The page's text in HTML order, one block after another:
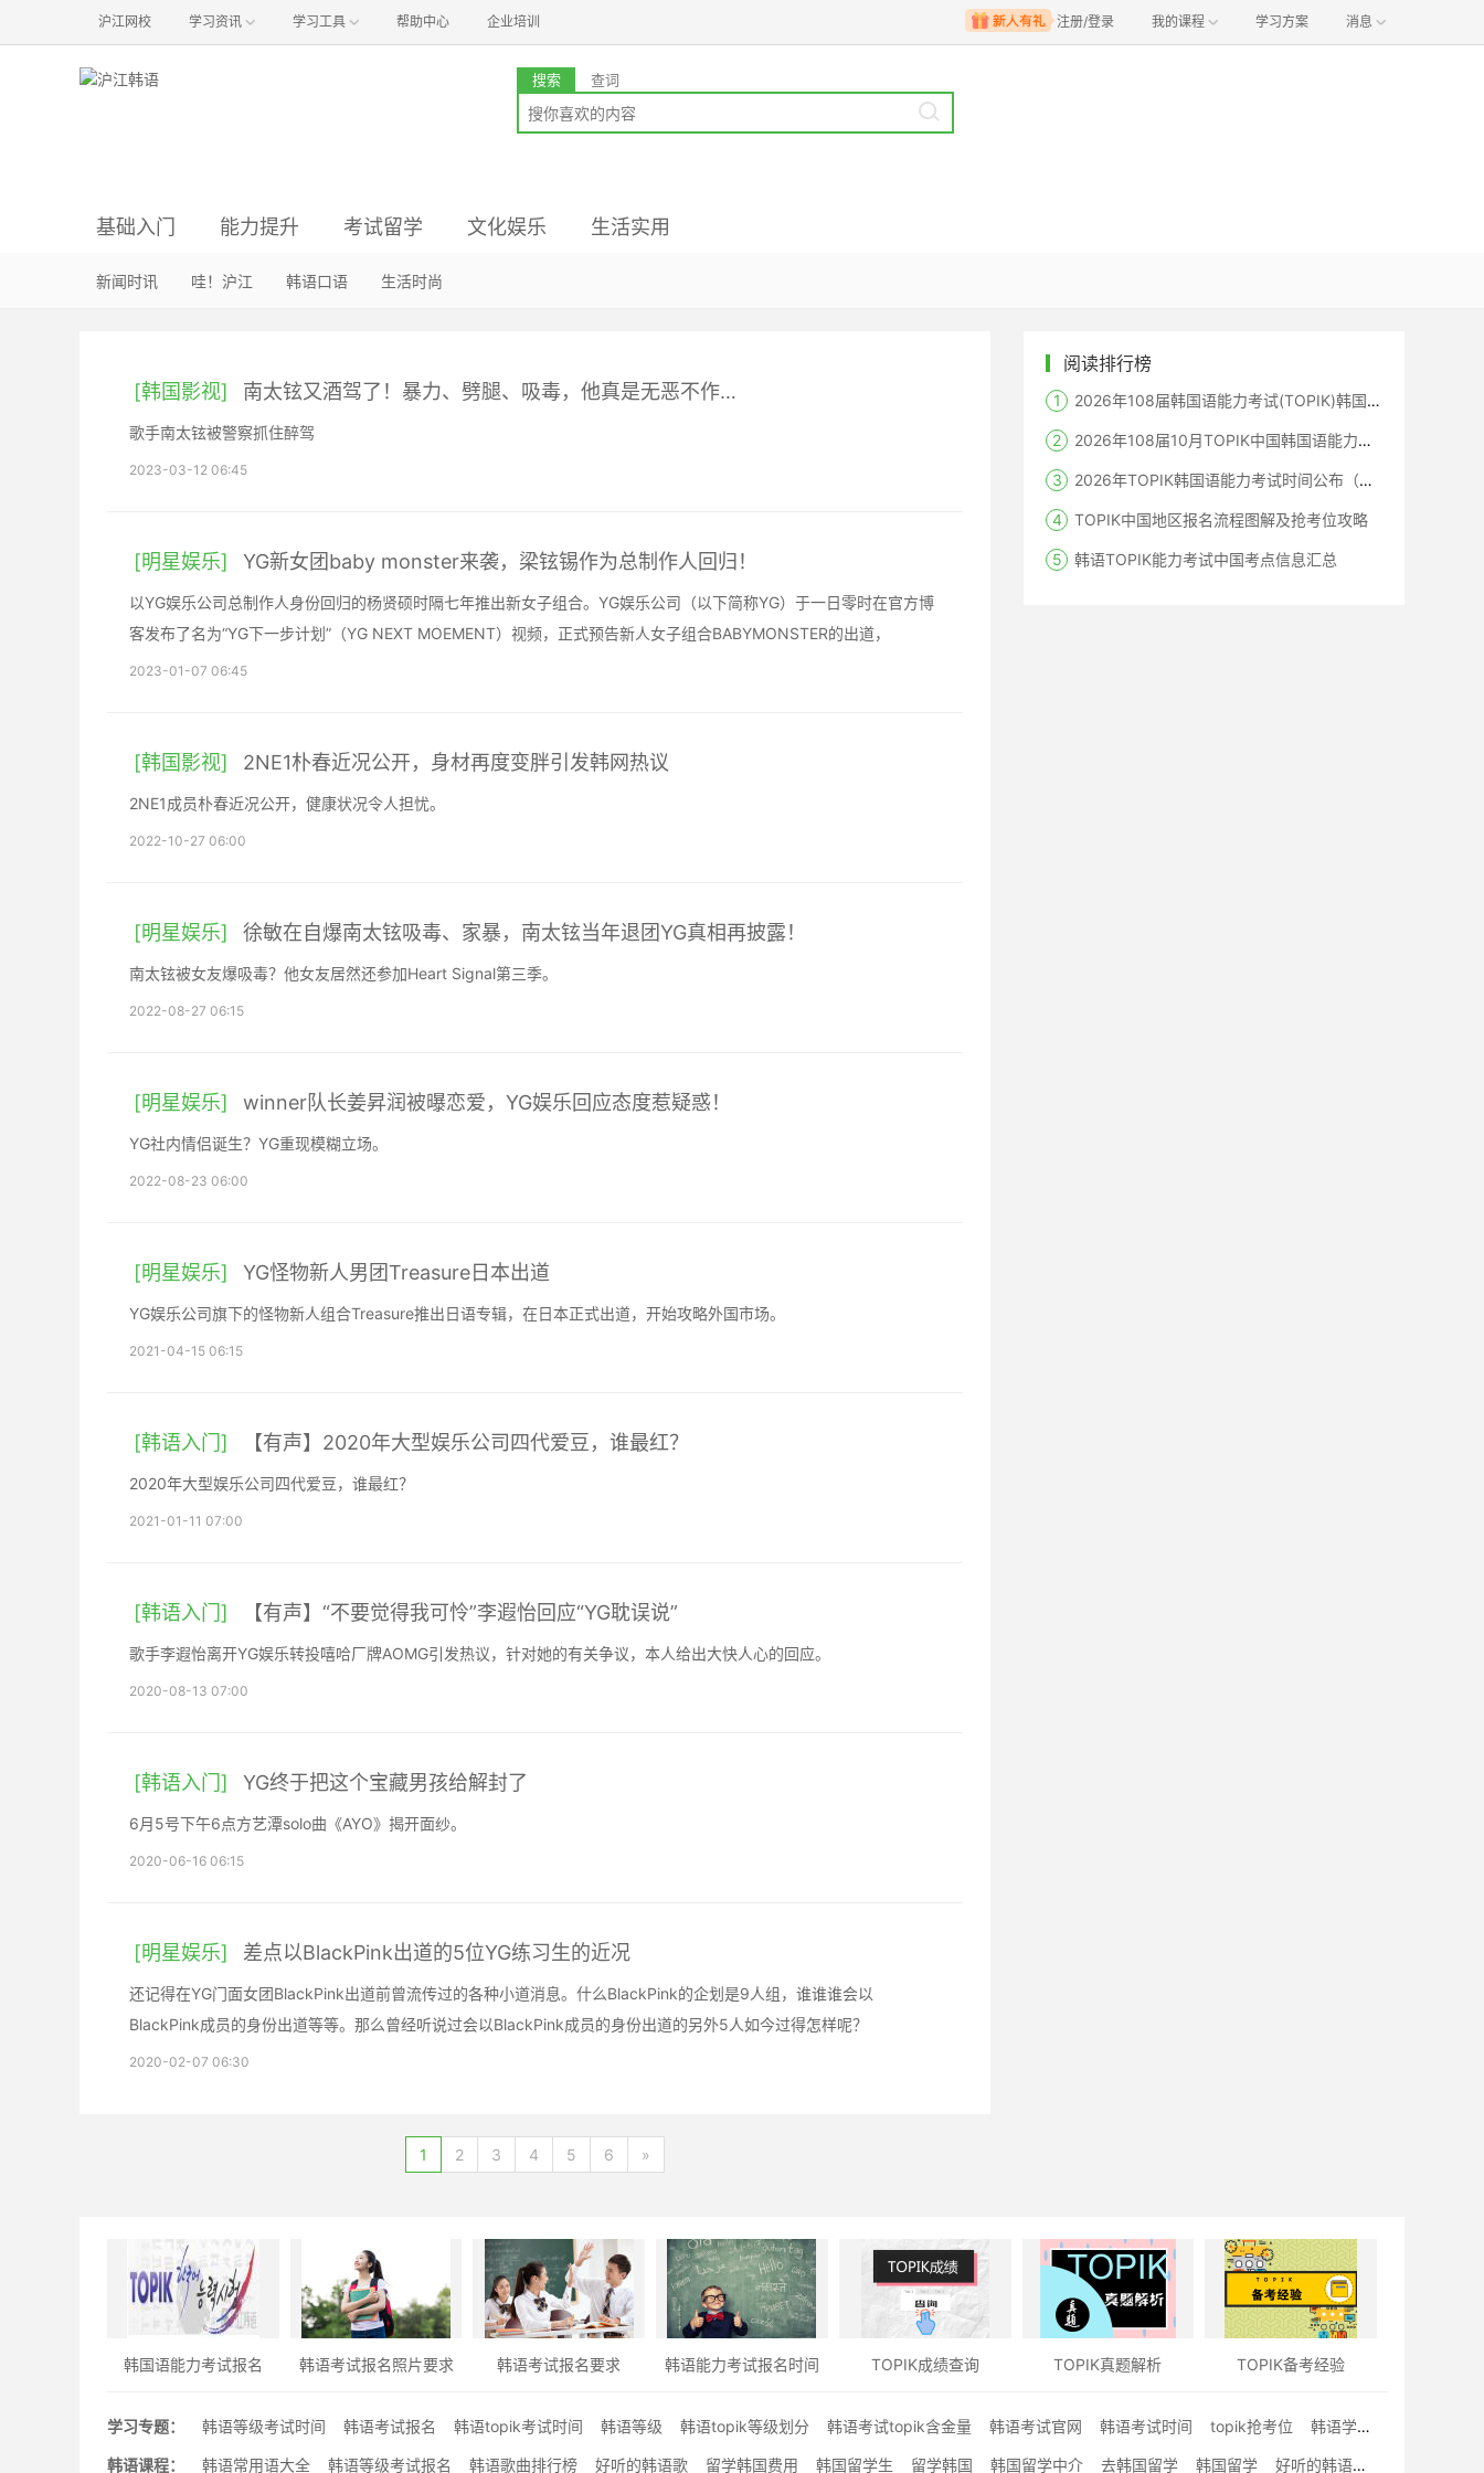
沪江网校 学习资讯 学习工具 帮助中心 企业培训 注册/登录 我的课程 学习方案 消息
搜索 查词
基础入门 能力提升 考试留学 文化娱乐 生活实用
韩语语音 韩语入门 方法经验 词汇句型
语法辨析 韩语阅读 韩语听力 职场韩语
资讯与经验 真题解析 初级备考 中级备考
韩国影视 韩国音乐 明星娱乐 韩国旅游
新闻时讯 哇！沪江 韩语口语 生活时尚
[韩国影视] 南太铉又酒驾了！暴力、劈腿、吸毒，他真是无恶不作…
歌手南太铉被警察抓住醉驾
2023-03-12 06:45
[明星娱乐] YG新女团baby monster来袭，梁铉锡作为总制作人回归！
以YG娱乐公司总制作人身份回归的杨贤硕时隔七年推出新女子组合。YG娱乐公司（以下简称YG）于一日零时在官方博
客发布了名为“YG下一步计划”（YG NEXT MOEMENT）视频，正式预告新人女子组合BABYMONSTER的出道，
2023-01-07 06:45
[韩国影视] 2NE1朴春近况公开，身材再度变胖引发韩网热议
2NE1成员朴春近况公开，健康状况令人担忧。
2022-10-27 06:00
[明星娱乐] 徐敏在自爆南太铉吸毒、家暴，南太铉当年退团YG真相再披露！
南太铉被女友爆吸毒？他女友居然还参加Heart Signal第三季。
2022-08-27 06:15
[明星娱乐] winner队长姜昇润被曝恋爱，YG娱乐回应态度惹疑惑！
YG社内情侣诞生？YG重现模糊立场。
2022-08-23 06:00
[明星娱乐] YG怪物新人男团Treasure日本出道
YG娱乐公司旗下的怪物新人组合Treasure推出日语专辑，在日本正式出道，开始攻略外国市场。
2021-04-15 06:15
[韩语入门] 【有声】2020年大型娱乐公司四代爱豆，谁最红？
2020年大型娱乐公司四代爱豆，谁最红？
2021-01-11 07:00
[韩语入门] 【有声】“不要觉得我可怜”李遐怡回应“YG耽误说”
歌手李遐怡离开YG娱乐转投嘻哈厂牌AOMG引发热议，针对她的有关争议，本人给出大快人心的回应。
2020-08-13 07:00
[韩语入门] YG终于把这个宝藏男孩给解封了
6月5号下午6点方艺潭solo曲《AYO》揭开面纱。
2020-06-16 06:15
[明星娱乐] 差点以BlackPink出道的5位YG练习生的近况
还记得在YG门面女团BlackPink出道前曾流传过的各种小道消息。什么BlackPink的企划是9人组，谁谁谁会以
BlackPink成员的身份出道等等。那么曾经听说过会以BlackPink成员的身份出道的另外5人如今过得怎样呢？
2020-02-07 06:30
1 2 3 4 5 6 »
阅读排行榜
2026年108届韩国语能力考试(TOPIK)韩国报名时间
2026年108届10月TOPIK中国韩国语能力考试报名时间考点
2026年TOPIK韩国语能力考试时间公布（笔试+机考+口语）
TOPIK中国地区报名流程图解及抢考位攻略
韩语TOPIK能力考试中国考点信息汇总
韩国语能力考试报名 韩语考试报名照片要求 韩语考试报名要求 韩语能力考试报名时间 TOPIK成绩查询 TOPIK真题解析 TOPIK备考经验
学习专题： 韩语等级考试时间 韩语考试报名 韩语topik考试时间 韩语等级 韩语topik等级划分 韩语考试topik含金量 韩语考试官网 韩语考试时间 topik抢考位 韩语学习经验文
韩语课程： 韩语常用语大全 韩语等级考试报名 韩语歌曲排行榜 好听的韩语歌 留学韩国费用 韩国留学生 留学韩国 韩国留学中介 去韩国留学 韩国留学 好听的韩语歌曲